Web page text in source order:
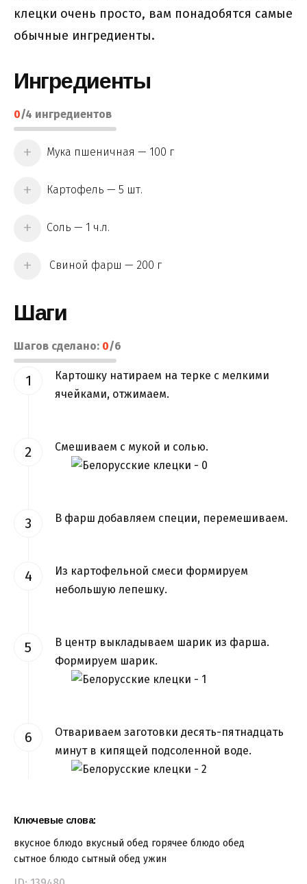
клецки очень просто, вам понадобятся самые
обычные ингредиенты.
Ингредиенты
0/4 ингредиентов
Мука пшеничная — 100 г
Картофель — 5 шт.
Соль — 1 ч.л.
Свиной фарш — 200 г
Шаги
Шагов сделано: 0/6
Картошку натираем на терке с мелкими
ячейками, отжимаем.
Смешиваем с мукой и солью.
В фарш добавляем специи, перемешиваем.
Из картофельной смеси формируем
небольшую лепешку.
В центр выкладываем шарик из фарша.
Формируем шарик.
Отвариваем заготовки десять-пятнадцать
минут в кипящей подсоленной воде.
Ключевые слова:
вкусное блюдо вкусный обед горячее блюдо обед
сытное блюдо сытный обед ужин